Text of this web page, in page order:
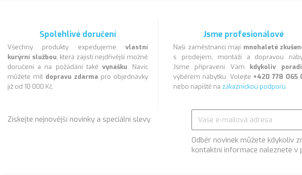
Spolehlivé doručení
Všechny produkty expedujeme vlastní
kurýrní službou, která zajistí nejdřívější možné
doručení a na požádání také vynášku. Navíc
můžete mít dopravu zdarma pro objednávky
již od 10 000 Kč.
Jsme profesionálové
Naši zaměstnanci mají mnohaleté
s prodejem, montáží a dopravou
Jsme připraveni Vám kdykoliv
výběrem nábytku. Volejte +420 778 065
nebo napiště na zákaznickou podporu.
Získejte nejnovější novinky a speciální slevy
Odběr novinek můžete kdykoliv
kontaktní informace naleznete v